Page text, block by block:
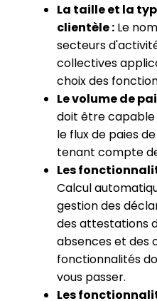
La taille et la
clientèle : Le
secteurs
collectives
choix des
Le volume de
doit être
le flux de paies
tenant compte
Les
Calcul
gestion des
des attestations
absences et des
fonctionnalités
vous passer.
Les